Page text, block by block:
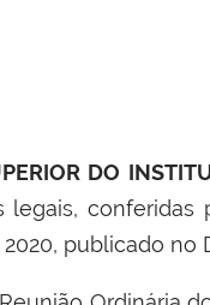
DO
publicado no